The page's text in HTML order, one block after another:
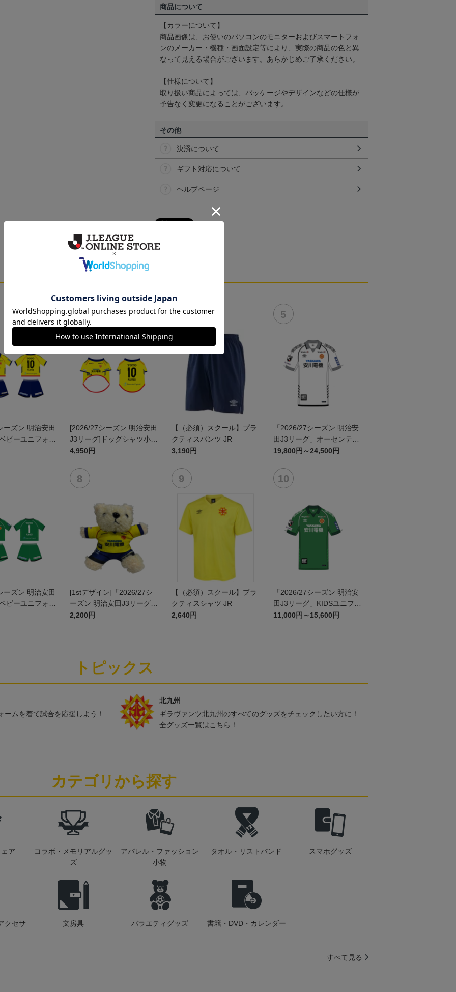
商品について
【カラーについて】
商品画像は、お使いのパソコンのモニターおよびスマートフォ
ンのメーカー・機種・画面設定等により、実際の商品の色と異
なって見える場合がございます。あらかじめご了承ください。
【仕様について】
取り扱い商品によっては、パッケージやデザインなどの仕様が
予告なく変更になることがございます。
その他
決済について
ギフト対応について
ヘルプページ
ーズン 明治安田
ビーユニフォー
(FP1stデザイ
[2026/27シーズン 明治安田
J3リーグ]ドッグシャツ小型
犬用(FP1stデザイン)
4,950円
【（必須）スクール】プラ
クティスパンツ JR
3,190円
「2026/27シーズン 明治安
田J3リーグ」オーセンティ
ックユニフォームFP2nd
19,800円～24,500円
ーズン 明治安田
ビーユニフォー
(GK1stデザイ
[1stデザイン]「2026/27シ
ーズン 明治安田J3リーグ」
ユニフォームベア
2,200円
【（必須）スクール】プラ
クティスシャツ JR
2,640円
「2026/27シーズン 明治安
田J3リーグ」KIDSユニフォ
ームGK1st
11,000円～15,600円
トピックス
ムを着て試合を応援しよう！
北九州
ギラヴァンツ北九州のすべてのグッズをチェックしたい方に！
全グッズ一覧はこちら！
カテゴリから探す
ア
コラボ・メモリアルグッ
ズ
アパレル・ファッション
小物
タオル・リストバンド スマホグッズ
クセサ
文房具 バラエティグッズ 書籍・DVD・カレンダー
すべて見る